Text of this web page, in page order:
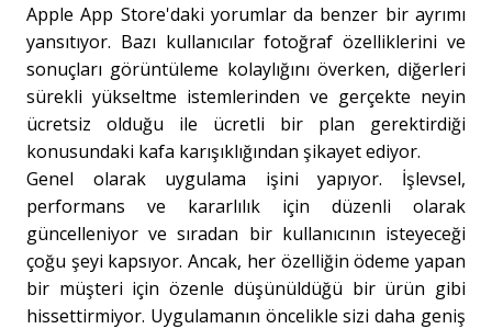
Apple App Store'daki yorumlar da benzer bir ayrımı
yansıtıyor. Bazı kullanıcılar fotoğraf özelliklerini ve
sonuçları görüntüleme kolaylığını överken, diğerleri
sürekli yükseltme istemlerinden ve gerçekte neyin
ücretsiz olduğu ile ücretli bir plan gerektirdiği
konusundaki kafa karışıklığından şikayet ediyor.
Genel olarak uygulama işini yapıyor. İşlevsel,
performans ve kararlılık için düzenli olarak
güncelleniyor ve sıradan bir kullanıcının isteyeceği
çoğu şeyi kapsıyor. Ancak, her özelliğin ödeme yapan
bir müşteri için özenle düşünüldüğü bir ürün gibi
hissettirmiyor. Uygulamanın öncelikle sizi daha geniş